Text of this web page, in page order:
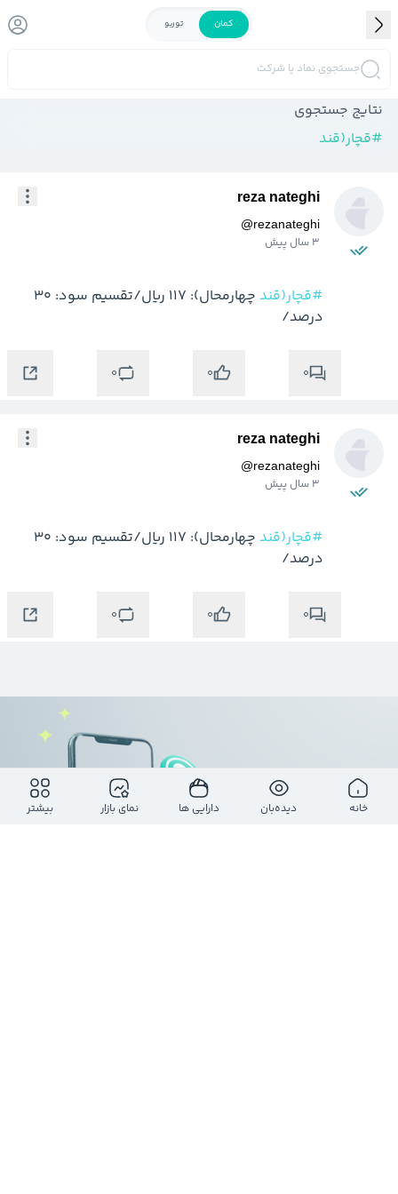
کمان توربو
جستجوی نماد یا شرکت
نتایج جستجوی
#قچار(قند
reza nateghi
@rezanateghi
3 سال پیش
#قچار(قند
درصد/
0
0
0
reza nateghi
@rezanateghi
3 سال پیش
#قچار(قند
درصد/
0
0
0
خانه دیده‌بان دارایی ها نمای بازار بیشتر